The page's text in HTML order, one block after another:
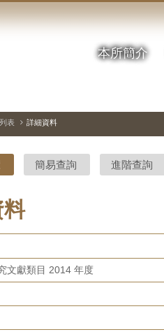
本所簡介
表 詳細資料
簡易查詢 進階查詢
文獻類目 2014 年度